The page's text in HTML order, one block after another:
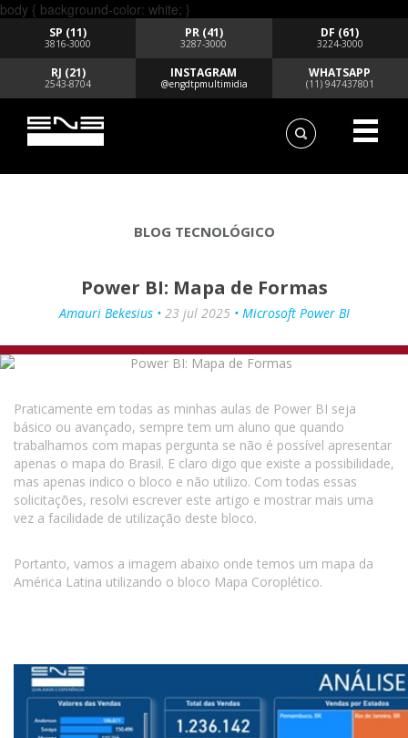
body { background-color: white; }
SP (11)
3816-3000
PR (41)
3287-3000
DF (61)
3224-3000
RJ (21)
2543-8704
INSTAGRAM
@engdtpmultimidia
WHATSAPP
(11) 947437801
BLOG TECNOLÓGICO
Power BI: Mapa de Formas
Amauri Bekesius • 23 jul 2025• Microsoft Power BI
Praticamente em todas as minhas aulas de Power BI seja
básico ou avançado, sempre tem um aluno que quando
trabalhamos com mapas pergunta se não é possível apresentar
apenas o mapa do Brasil. E claro digo que existe a possibilidade,
mas apenas indico o bloco e não utilizo. Com todas essas
solicitações, resolvi escrever este artigo e mostrar mais uma
vez a facilidade de utilização deste bloco.
Portanto, vamos a imagem abaixo onde temos um mapa da
América Latina utilizando o bloco Mapa Coroplético.